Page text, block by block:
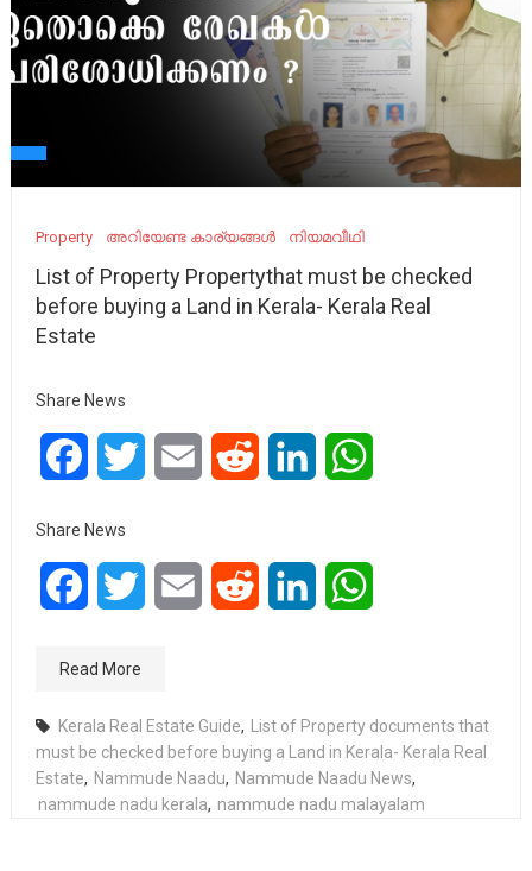
Property അറിയേണ്ട കാര്യങ്ങൾ നിയമവീഥി
List of Property Propertythat must be checked
before buying a Land in Kerala- Kerala Real
Estate
Share News
FacebookTwitter Email Reddit LinkedIn
Share News
FacebookTwitter Email Reddit LinkedIn
Read More
Kerala Real Estate Guide,
List of Property documents that
must be checked before buying a Land in Kerala- Kerala Real
Estate, Nammude Naadu, Nammude Naadu News,
nammude nadu kerala, nammude nadu malayalam